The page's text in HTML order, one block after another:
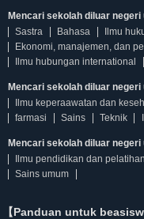
Mencari sekolah diluar
Sastra
Bahasa
Ilmu
Ekonomi, manajemen, dan
Ilmu hubungan international
Mencari sekolah diluar
Ilmu keperaawatan dan
farmasi
Sains Teknik
Mencari sekolah diluar
Ilmu pendidikan dan
Sains umum
【Panduan untuk